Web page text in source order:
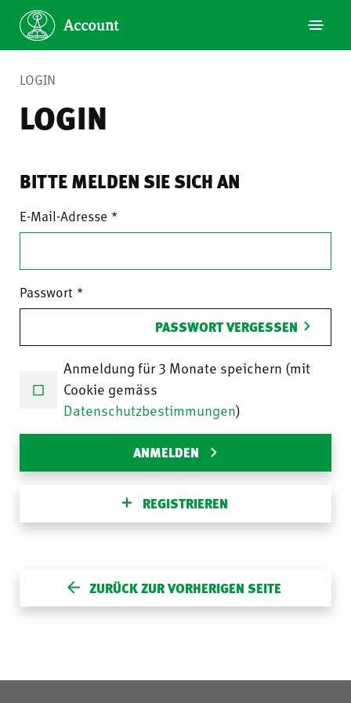
LOGIN
LOGIN
BITTE MELDEN SIE SICH AN
E-Mail-Adresse
Passwort
PASSWORT VERGESSEN
Anmeldung für 3 Monate speichern (mit
Cookie gemäss
Datenschutzbestimmungen)
ANMELDEN
REGISTRIEREN
ZURÜCK ZUR VORHERIGEN SEITE